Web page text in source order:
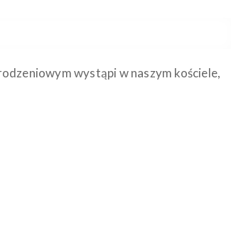
wystąpi w naszym kościele,